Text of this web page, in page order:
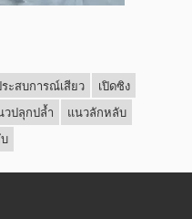
ะสบการณ์เสียว
เปิดซิง
วปลุกปล้ำ
แนวลักหลับ